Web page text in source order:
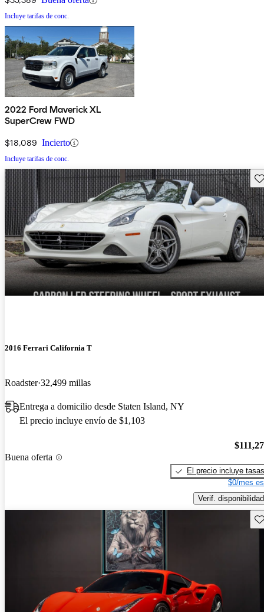
Incluye tarifas de conc.
2022 Ford Maverick XL
SuperCrew FWD
$18,089 Incierto
Incluye tarifas de conc.
2016 Ferrari California T
Roadster 32,499 millas
Entrega a domicilio desde Staten Island, NY
El precio incluye envío de $1,103
Buena oferta
El precio incluye tasas
$0/mes
Verif. disponibilidad